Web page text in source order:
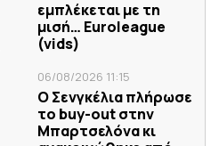
εμπλέκεται με τη
μισή… Euroleague
(vids)
06/08/2026 11:15
Ο Σενγκέλια πλήρωσε
το buy-out στην
Μπαρτσελόνα κι